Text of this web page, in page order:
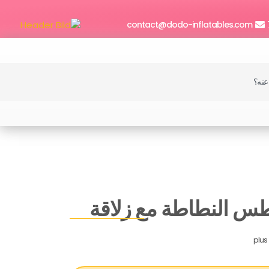
contact@dodo-inflatables.com
النطاطة مع زلاقة